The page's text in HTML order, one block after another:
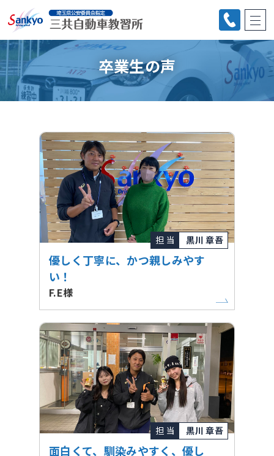
卒業生の声
担 当 黒川 章吾
優しく丁寧に、かつ親しみやす
い！
F.E様
担 当 黒川 章吾
面白くて、馴染みやすく、優し